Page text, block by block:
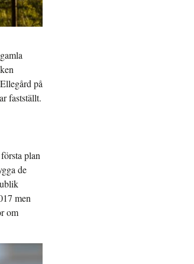
på
fastställt.
plan
de
men
om